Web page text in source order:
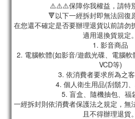
⚠️⚠️⚠️保障你我權益，請
🔻以下一經拆封即無法回復
在您還不確定是否要辦理退貨以前請勿
適用退換貨規定。
1. 影音商品
2. 電腦軟體(如影音/遊戲光碟、電腦軟
VCD等)
3. 依消費者要求所為之
4. 個人衛生用品(刮鬍刀
5. 盲盒、隨機抽包、福
一經拆封則依消費者保護法之規定，無
且不得辦理退貨。